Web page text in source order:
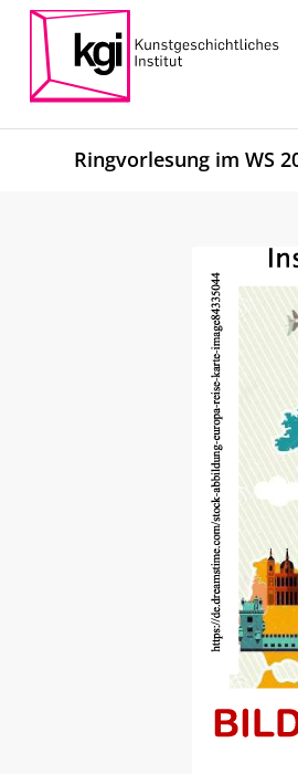
Ringvorlesung im WS